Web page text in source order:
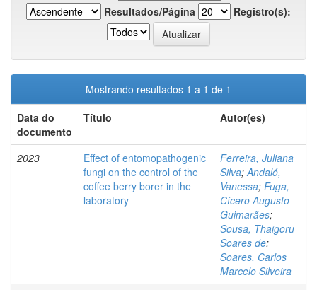
Resultados/Página
Registro(s):
Mostrando resultados 1 a 1 de 1
Data do
documento
Título Autor(es)
2023
Effect of entomopathogenic
fungi on the control of the
coffee berry borer in the
laboratory
Ferreira, Juliana
Silva; Andaló,
Vanessa; Fuga,
Cícero Augusto
Guimarães;
Sousa, Thaigoru
Soares de;
Soares, Carlos
Marcelo Silveira